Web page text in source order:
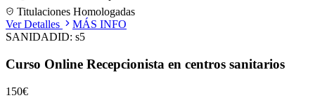
Titulaciones Homologadas
Ver Detalles
MÁS INFO
SANIDADID: s5
Curso Online Recepcionista en centros sanitarios
150€